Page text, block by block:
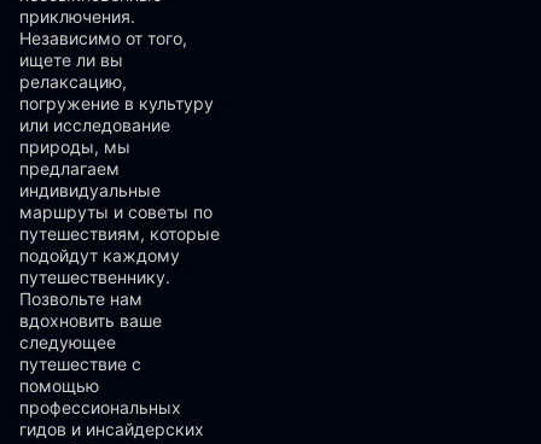
приключения.
Независимо от того,
ищете ли вы
релаксацию,
погружение в культуру
или исследование
природы, мы
предлагаем
индивидуальные
маршруты и советы по
путешествиям, которые
подойдут каждому
путешественнику.
Позвольте нам
вдохновить ваше
следующее
путешествие с
помощью
профессиональных
гидов и инсайдерских